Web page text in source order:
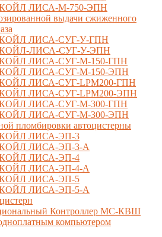
ЛИСА-М-750-ЭПН
выдачи сжиженного
ЛИСА-СУГ-У-ГПН
ЛИСА-СУГ-У-ЭПН
ЛИСА-СУГ-М-150-ГПН
ЛИСА-СУГ-М-150-ЭПН
ЛИСА-СУГ-LPM200-ГПН
ЛИСА-СУГ-LPM200-ЭПН
ЛИСА-СУГ-М-300-ГПН
ЛИСА-СУГ-М-300-ЭПН
пломбировки автоцистерны
ЛИСА-ЭП-3
ЛИСА-ЭП-3-А
ЛИСА-ЭП-4
ЛИСА-ЭП-4-А
ЛИСА-ЭП-5
ЛИСА-ЭП-5-А
Контроллер МС-КВШ
компьютером